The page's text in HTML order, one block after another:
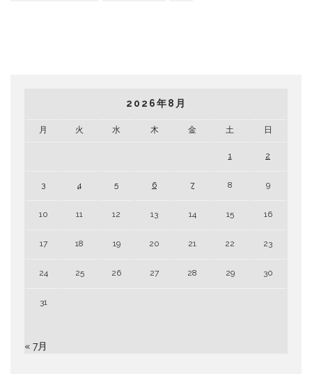
2026年8月
月 火 水 木 金 土 日
1 2
3 4 5 6 7 8 9
10 11 12 13 14 15 16
17 18 19 20 21 22 23
24 25 26 27 28 29 30
31
« 7月